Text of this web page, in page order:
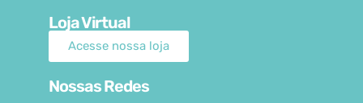
Loja Virtual
Acesse nossa loja
Nossas Redes